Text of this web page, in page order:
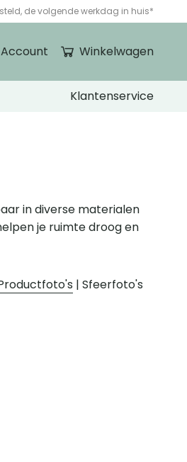
de volgende werkdag in huis*
Winkelwagen
Account
Klantenservice
in diverse materialen
je ruimte droog en
| Sfeerfoto's